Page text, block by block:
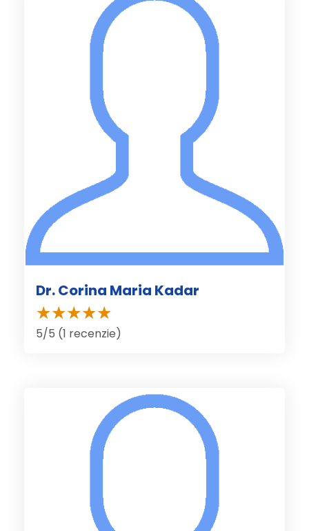
Dr. Corina Maria Kadar
5/5 (1 recenzie)